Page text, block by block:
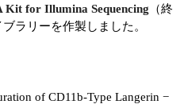
for Illumina Sequencing （終
ラリーを作製しました。
of CD11b-Type Langerin −